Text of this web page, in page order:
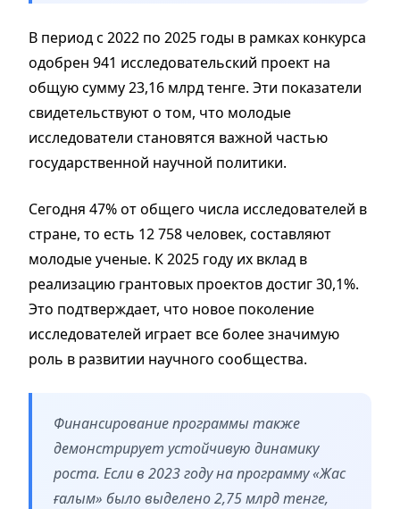
В период с 2022 по 2025 годы в рамках конкурса
одобрен 941 исследовательский проект на
общую сумму 23,16 млрд тенге. Эти показатели
свидетельствуют о том, что молодые
исследователи становятся важной частью
государственной научной политики.
Сегодня 47% от общего числа исследователей в
стране, то есть 12 758 человек, составляют
молодые ученые. К 2025 году их вклад в
реализацию грантовых проектов достиг 30,1%.
Это подтверждает, что новое поколение
исследователей играет все более значимую
роль в развитии научного сообщества.
Финансирование программы также
демонстрирует устойчивую динамику
роста. Если в 2023 году на программу «Жас
ғалым» было выделено 2,75 млрд тенге,